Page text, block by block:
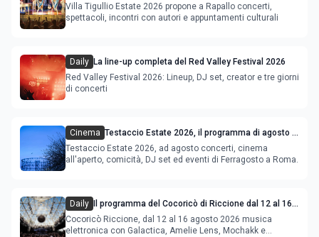
Villa Tigullio Estate 2026 propone a Rapallo concerti,
spettacoli, incontri con autori e appuntamenti culturali
Daily La line-up completa del Red Valley Festival 2026
Red Valley Festival 2026: Lineup, DJ set, creator e tre giorni
di concerti
Cinema Testaccio Estate 2026, il programma di agosto e
Ferragosto
Testaccio Estate 2026, ad agosto concerti, cinema
all'aperto, comicità, DJ set ed eventi di Ferragosto a Roma.
Daily Il programma del Cocoricò di Riccione dal 12 al 16
agosto 2026
Cocoricò Riccione, dal 12 al 16 agosto 2026 musica
elettronica con Galactica, Amelie Lens, Mochakk e